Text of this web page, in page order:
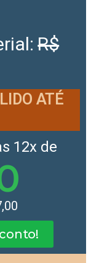
R$
ATÉ
12x de